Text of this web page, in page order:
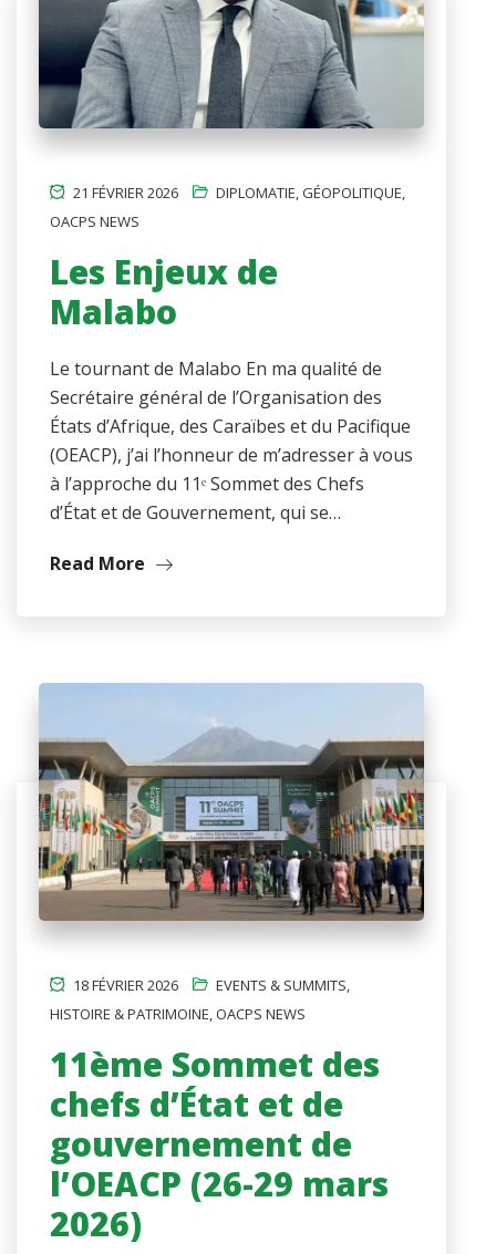
21 FÉVRIER 2026 DIPLOMATIE GÉOPOLITIQUE
OACPS NEWS
Les Enjeux de
Malabo
Le tournant de Malabo En ma qualité de
Secrétaire général de l’Organisation des
États d’Afrique, des Caraïbes et du Pacifique
(OEACP), j’ai l’honneur de m’adresser à vous
à l’approche du 11ᵉ Sommet des Chefs
d’État et de Gouvernement, qui se…
Read More
18 FÉVRIER 2026 EVENTS & SUMMITS,
HISTOIRE & PATRIMOINE,OACPS NEWS
11ème Sommet des
chefs d’État et de
gouvernement de
l’OEACP (26-29 mars
2026)